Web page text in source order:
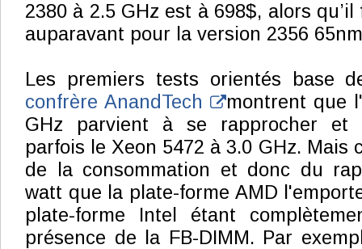
2380 à 2.5 GHz est à 698$, alors
auparavant pour la version 2356
Les premiers tests orientés base
confrère AnandTech
montrent que
GHz parvient à se rapprocher et
parfois le Xeon 5472 à 3.0 GHz. Mais
de la consommation et donc du
watt que la plate-forme AMD
plate-forme Intel étant
présence de la FB-DIMM. Par